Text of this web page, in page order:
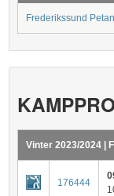
Frederikssund
Vinter 2023/2024 |
176444